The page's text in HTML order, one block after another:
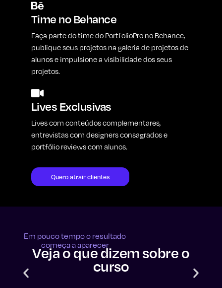
Time no Behance
Faça parte do time do PortfolioPro no Behance,
publique seus projetos na galeria de projetos de
alunos e impulsione a visibilidade dos seus
projetos.
Lives Exclusivas
Lives com conteúdos complementares,
entrevistas com designers consagrados e
portfólio reviews com alunos.
Quero atrair clientes
Em pouco tempo o resultado
começa a aparecer
Veja o que dizem sobre o
curso